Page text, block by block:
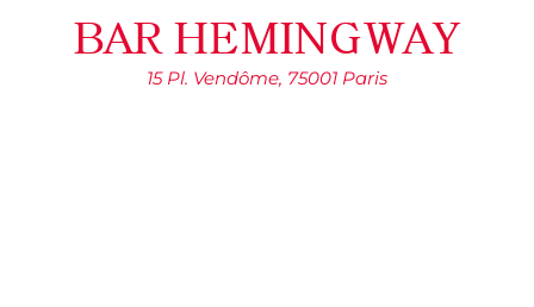
BAR HEMINGWAY
15 Pl. Vendôme, 75001 Paris